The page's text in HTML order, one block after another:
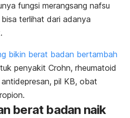
fungsi merangsang nafsu
terlihat dari adanya
bikin berat badan bertambah
penyakit Crohn, rheumatoid
pil KB, obat
berat badan naik